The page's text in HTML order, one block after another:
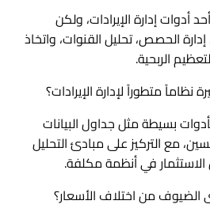
أدوات إدارة الإيرادات، ولكن
إدارة الحصص، تحليل القنوات، واتخاذ
الربحية.
متطوراً لإدارة الإيرادات؟
بسيطة مثل جداول البيانات
مع التركيز على مبادئ التحليل
في أنظمة مكلفة.
من اختلاف الأسعار؟